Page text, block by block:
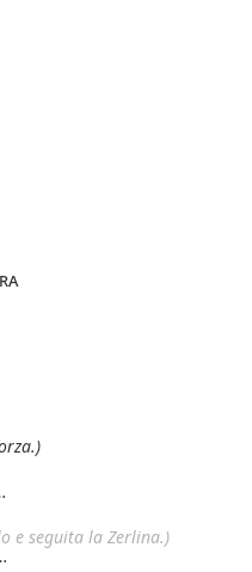
e seguita la Zerlina.)